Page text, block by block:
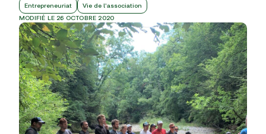
Entrepreneuriat
Vie de l'association
MODIFIÉ LE 26 OCTOBRE 2020